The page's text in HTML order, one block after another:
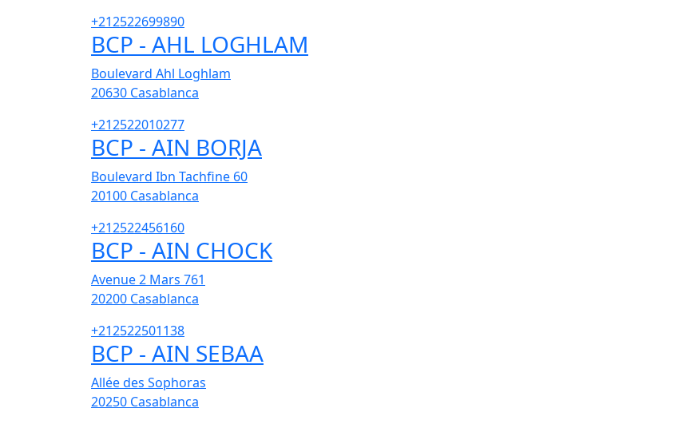
+212522699890
BCP - AHL LOGHLAM
Boulevard Ahl Loghlam
20630 Casablanca
+212522010277
BCP - AIN BORJA
Boulevard Ibn Tachfine 60
20100 Casablanca
+212522456160
BCP - AIN CHOCK
Avenue 2 Mars 761
20200 Casablanca
+212522501138
BCP - AIN SEBAA
Allée des Sophoras
20250 Casablanca